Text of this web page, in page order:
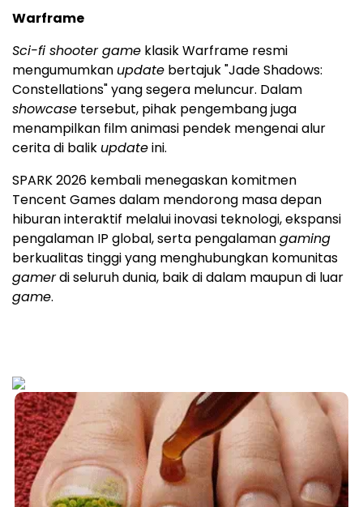
Warframe
Sci-fi shooter game klasik Warframe resmi
mengumumkan update bertajuk "Jade Shadows:
Constellations" yang segera meluncur. Dalam
showcase tersebut, pihak pengembang juga
menampilkan film animasi pendek mengenai alur
cerita di balik updateini.
SPARK 2026 kembali menegaskan komitmen
Tencent Games dalam mendorong masa depan
hiburan interaktif melalui inovasi teknologi, ekspansi
pengalaman IP global, serta pengalamangaming
berkualitas tinggi yang menghubungkan komunitas
gamerdi seluruh dunia, baik di dalam maupun di luar
game.